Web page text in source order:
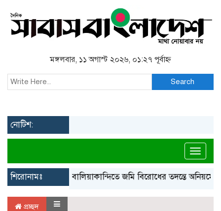
মঙ্গলবার, ১১ অগাস্ট ২০২৬, ০১:২৭ পূর্বাহ্ন
Search
নোটিশ:
শিরোনামঃ বালিয়াকান্দিতে জমি বিরোধের তদন্তে
প্রচ্ছদ